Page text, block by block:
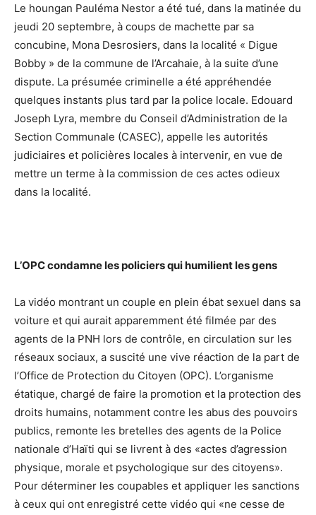
Le houngan Pauléma Nestor a été tué, dans la matinée du
jeudi 20 septembre, à coups de machette par sa
concubine, Mona Desrosiers, dans la localité « Digue
Bobby » de la commune de l’Arcahaie, à la suite d’une
dispute. La présumée criminelle a été appréhendée
quelques instants plus tard par la police locale. Edouard
Joseph Lyra, membre du Conseil d’Administration de la
Section Communale (CASEC), appelle les autorités
judiciaires et policières locales à intervenir, en vue de
mettre un terme à la commission de ces actes odieux
dans la localité.
L’OPC condamne les policiers qui humilient les gens
La vidéo montrant un couple en plein ébat sexuel dans sa
voiture et qui aurait apparemment été filmée par des
agents de la PNH lors de contrôle, en circulation sur les
réseaux sociaux, a suscité une vive réaction de la part de
l’Office de Protection du Citoyen (OPC). L’organisme
étatique, chargé de faire la promotion et la protection des
droits humains, notamment contre les abus des pouvoirs
publics, remonte les bretelles des agents de la Police
nationale d’Haïti qui se livrent à des «actes d’agression
physique, morale et psychologique sur des citoyens».
Pour déterminer les coupables et appliquer les sanctions
à ceux qui ont enregistré cette vidéo qui «ne cesse de